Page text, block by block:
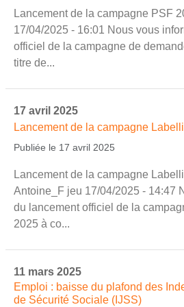
Lancement de la campagne PSF
17/04/2025 - 16:01 Nous vous
officiel de la campagne de
titre de...
17 avril 2025
Lancement de la campagne
Publiée le 17 avril 2025
Lancement de la campagne
Antoine_F jeu 17/04/2025 - 14:47
du lancement officiel de la
2025 à co...
11 mars 2025
Emploi : baisse du plafond des
de Sécurité Sociale (IJSS)